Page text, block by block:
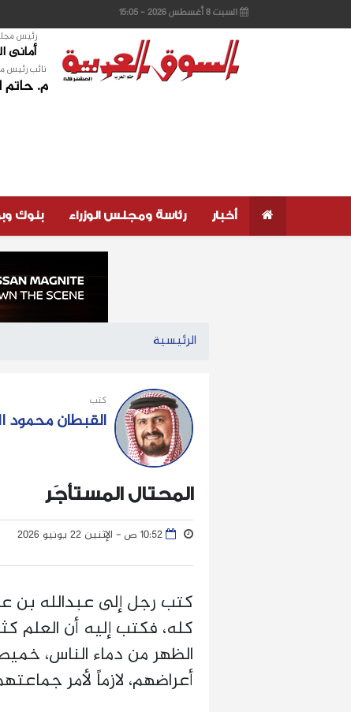
السبت 8 أغسطس 2026 - 15:05
رئيس
أمانى
نائب رئيس
م. حاتم
أخبار رئاسة ومجلس الوزراء بنوك
الرئيسية
كتب
القبطان محمود
المحتال المستأجَر
كتب رجل إلى عبدالله بن
كله، فكتب إليه أن العلم
الظهر من دماء الناس،
أعراضهم، لازماً لأمر